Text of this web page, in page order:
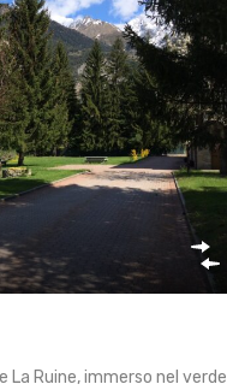
La Ruine, immerso nel verde